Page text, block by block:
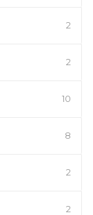
2
2
10
8
2
2